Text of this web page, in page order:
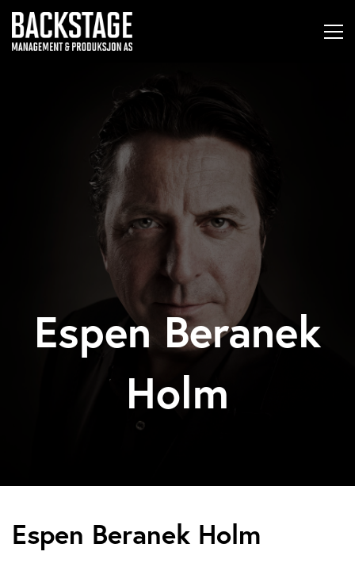
Espen Beranek
Holm
E
Espen Beranek Holm